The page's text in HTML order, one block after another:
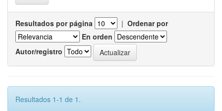
Resultados por página | Ordenar por
En orden
Autor/registro
Resultados 1-1 de 1.